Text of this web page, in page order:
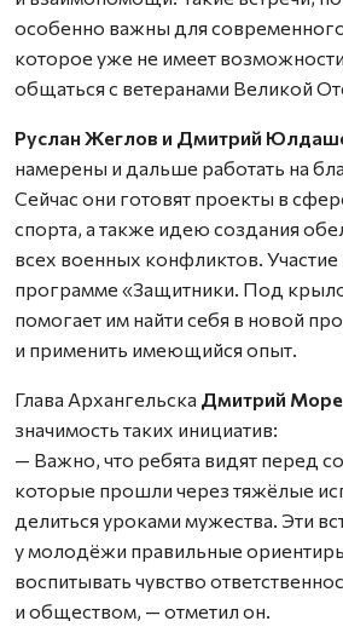
особенно важны для
которое уже не имеет
общаться с ветеранами Великой
Руслан Жеглов и Дмитрий
намерены и дальше работать на
Сейчас они готовят проекты в
спорта, а также идею создания
всех военных конфликтов.
программе «Защитники. Под
помогает им найти себя в новой
и применить имеющийся опыт.
Глава Архангельска Дмитрий
значимость таких инициатив:
— Важно, что ребята видят перед
которые прошли через тяжёлые
делиться уроками мужества. Эти
у молодёжи правильные
воспитывать чувство
и обществом, — отметил он.